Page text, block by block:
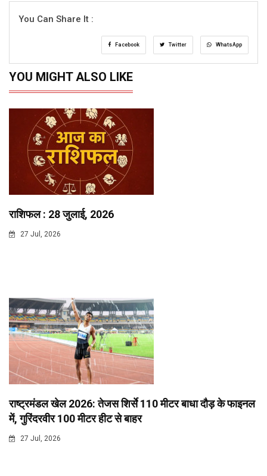
You Can Share It :
Facebook Twitter WhatsApp
YOU MIGHT ALSO LIKE
राशिफल : 28 जुलाई, 2026
27 Jul, 2026
राष्ट्रमंडल खेल 2026: तेजस शिर्से 110 मीटर बाधा दौड़ के फाइनल
में, गुरिंदरवीर 100 मीटर हीट से बाहर
27 Jul, 2026